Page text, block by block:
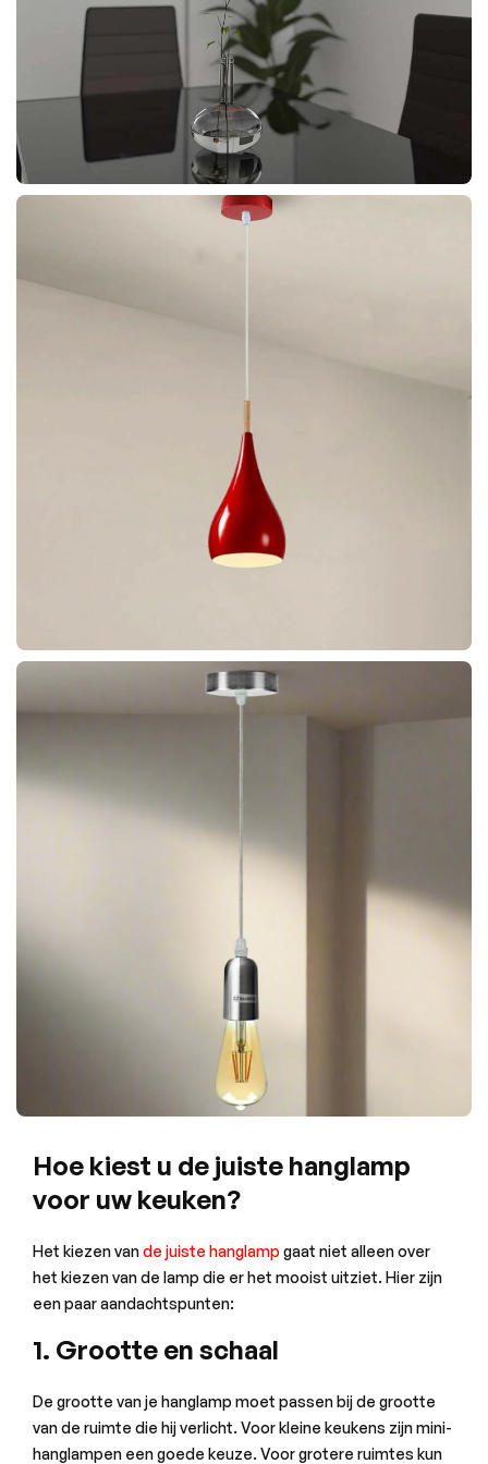
Hoe kiest u de juiste hanglamp
voor uw keuken?
Het kiezen vande juiste hanglamp gaat niet alleen over
het kiezen van de lamp die er het mooist uitziet. Hier zijn
een paar aandachtspunten:
1. Grootte en schaal
De grootte van je hanglamp moet passen bij de grootte
van de ruimte die hij verlicht. Voor kleine keukens zijn mini-
hanglampen een goede keuze. Voor grotere ruimtes kun